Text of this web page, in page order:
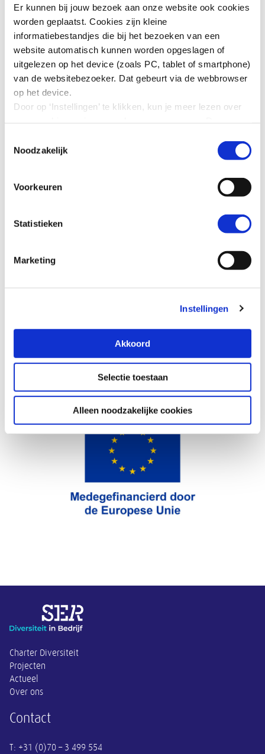
Er kunnen bij jouw bezoek aan onze website ook cookies
worden geplaatst. Cookies zijn kleine
informatiebestandjes die bij het bezoeken van een
website automatisch kunnen worden opgeslagen of
uitgelezen op het device (zoals PC, tablet of smartphone)
van de websitebezoeker. Dat gebeurt via de webbrowser
op het device.
Door op ‘Instellingen’ te klikken, kun je meer lezen over
alle cookies zoals omschreven in onze cookieverklaring
in deze cookiebanner. Door op ‘Alleen noodzakelijke
noodzakelijke cookies.
lezen in onze
Noodzakelijk
Voorkeuren
Statistieken
Marketing
Instellingen
Akkoord
Selectie toestaan
Alleen noodzakelijke cookies
aangesloten organisaties
Voortgang en actuele stand van
zaken
Juni 2026
Mei 2026
Oktober 2025
Overige informatie
Charter Diversiteit
Projecten
Actueel
Over ons
Contact